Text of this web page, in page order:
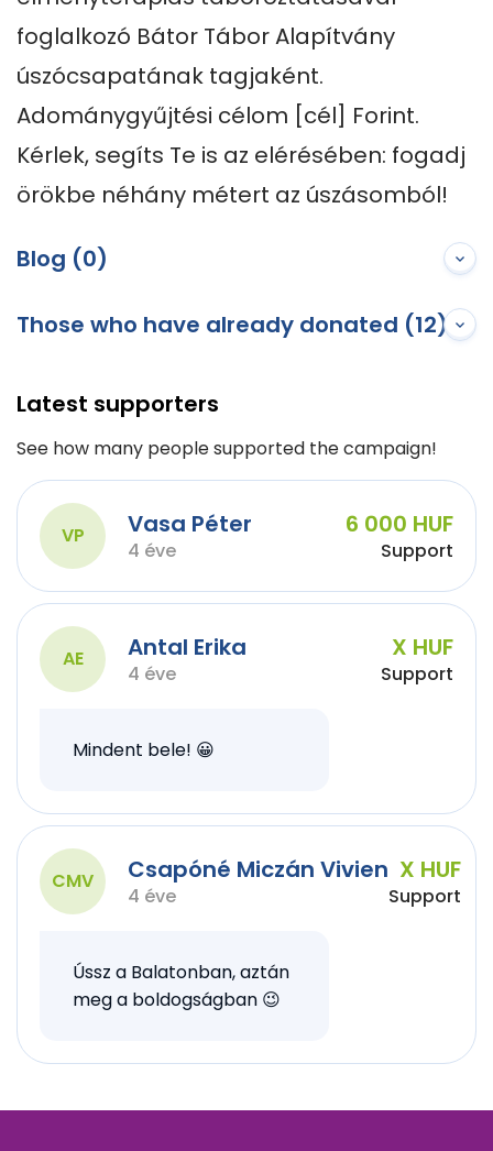
foglalkozó Bátor Tábor Alapítvány
úszócsapatának tagjaként.
Adománygyűjtési célom [cél] Forint.
Kérlek, segíts Te is az elérésében: fogadj
örökbe néhány métert az úszásomból!
Blog (0)
Those who have already donated (12)
Latest supporters
See how many people supported the campaign!
VP Vasa Péter
4 éve
6 000 HUF
Support
AE Antal Erika
4 éve
X HUF
Support
Mindent bele! 😀
CMV Csapóné Miczán Vivien
4 éve
X HUF
Support
Ússz a Balatonban, aztán
meg a boldogságban 😉